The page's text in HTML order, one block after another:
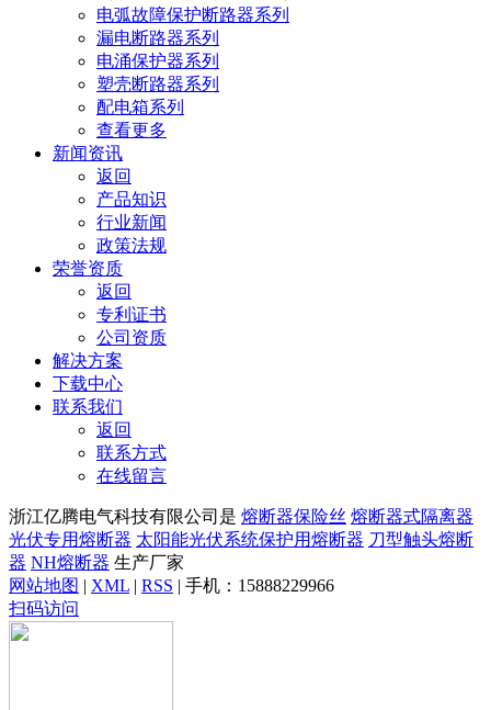
电弧故障保护断路器系列
漏电断路器系列
电涌保护器系列
塑壳断路器系列
配电箱系列
查看更多
新闻资讯
返回
产品知识
行业新闻
政策法规
荣誉资质
返回
专利证书
公司资质
解决方案
下载中心
联系我们
返回
联系方式
在线留言
浙江亿腾电气科技有限公司是 熔断器保险丝 熔断器式隔离器
光伏专用熔断器 太阳能光伏系统保护用熔断器 刀型触头熔断
器 NH熔断器 生产厂家
网站地图 | XML | RSS | 手机： 15888229966
扫码访问